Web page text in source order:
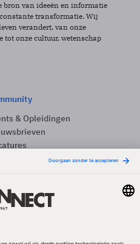
bron van ideeën en informatie
transformatie. Wij
verandert, van onze
tot onze cultuur, wetenschap
& Opleidingen